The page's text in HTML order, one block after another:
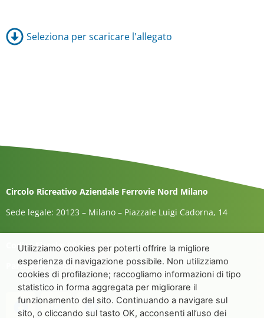
Seleziona per scaricare l'allegato
Circolo Ricreativo Aziendale Ferrovie Nord Milano
Sede legale: 20123 – Milano – Piazzale Luigi Cadorna, 14
Codice Fiscale:80175390154
Partita I.V.A.04601960158
Utilizziamo cookies per poterti offrire la migliore
esperienza di navigazione possibile. Non utilizziamo
cookies di profilazione; raccogliamo informazioni di tipo
statistico in forma aggregata per migliorare il
funzionamento del sito. Continuando a navigare sul
sito, o cliccando sul tasto OK, acconsenti all’uso dei